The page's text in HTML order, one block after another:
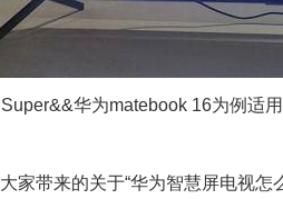
华为matebook 16为例适
家带来的关于“华为智慧屏电视怎